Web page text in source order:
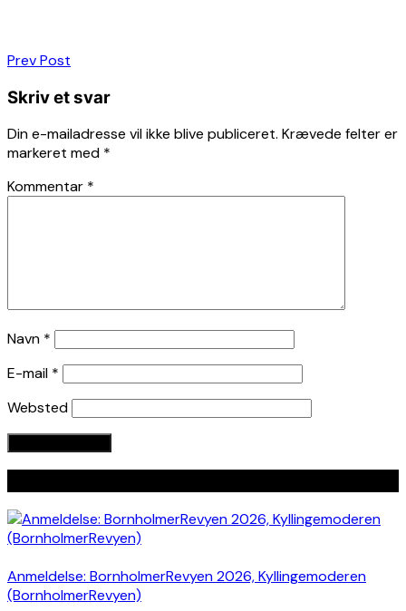
Indlægsnavigation
Prev Post
Skriv et svar
Din e-mailadresse vil ikke blive publiceret. Krævede felter er
markeret med *
Kommentar *
Navn *
E-mail *
Websted
Anmeldelse: BornholmerRevyen 2026, Kyllingemoderen
(BornholmerRevyen)